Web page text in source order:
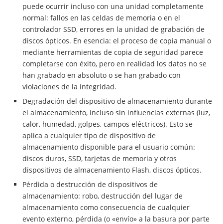
puede ocurrir incluso con una unidad completamente
normal: fallos en las celdas de memoria o en el
controlador SSD, errores en la unidad de grabación de
discos ópticos. En esencia: el proceso de copia manual o
mediante herramientas de copia de seguridad parece
completarse con éxito, pero en realidad los datos no se
han grabado en absoluto o se han grabado con
violaciones de la integridad.
Degradación del dispositivo de almacenamiento durante
el almacenamiento, incluso sin influencias externas (luz,
calor, humedad, golpes, campos eléctricos). Esto se
aplica a cualquier tipo de dispositivo de
almacenamiento disponible para el usuario común:
discos duros, SSD, tarjetas de memoria y otros
dispositivos de almacenamiento Flash, discos ópticos.
Pérdida o destrucción de dispositivos de
almacenamiento: robo, destrucción del lugar de
almacenamiento como consecuencia de cualquier
evento externo, pérdida (o «envío» a la basura por parte